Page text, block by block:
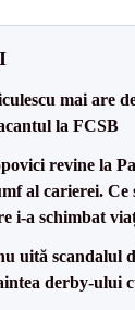
mai are
la FCSB
revine la
al carierei. Ce
i-a schimbat
uită scandalul
derby-ului